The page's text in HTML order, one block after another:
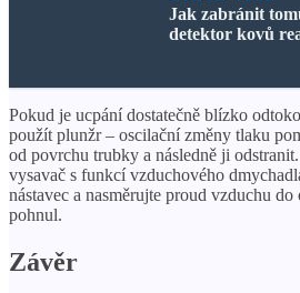
Jak zabránit
detektor kovů
Pokud je ucpání dostatečně blízko
použít plunžr – oscilační změny tlaku
od povrchu trubky a následně ji
vysavač s funkcí vzduchového
nástavec a nasměrujte proud vzduchu
pohnul.
Závěr